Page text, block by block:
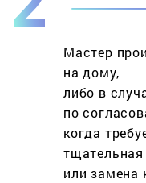
Мастер
на дому,
либо в
по
когда
тщательная
или замена